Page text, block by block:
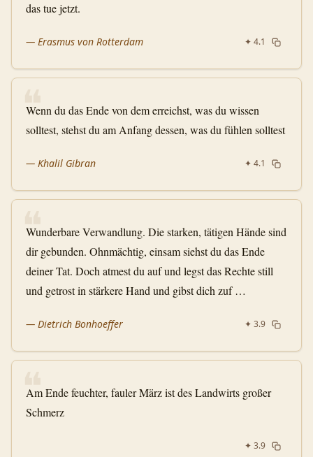
das tue jetzt.
— Erasmus von Rotterdam ✦ 4.1
❝
Wenn du das Ende von dem erreichst, was du wissen
solltest, stehst du am Anfang dessen, was du fühlen solltest
— Khalil Gibran ✦ 4.1
❝
Wunderbare Verwandlung. Die starken, tätigen Hände sind
dir gebunden. Ohnmächtig, einsam siehst du das Ende
deiner Tat. Doch atmest du auf und legst das Rechte still
und getrost in stärkere Hand und gibst dich zuf …
— Dietrich Bonhoeffer ✦ 3.9
❝
Am Ende feuchter, fauler März ist des Landwirts großer
Schmerz
✦ 3.9